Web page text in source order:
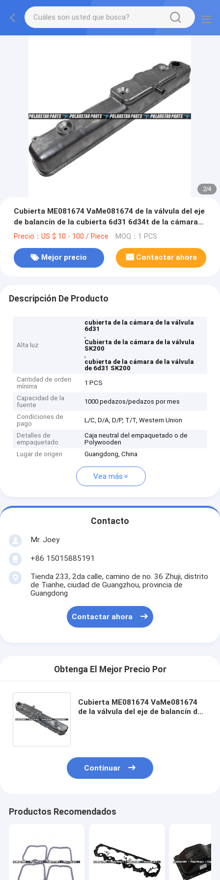
2/4
Cubierta ME081674 VaMe081674 de la válvula del eje
de balancín de la cubierta 6d31 6d34t de la cámara
de la válvula SK200
Precio：US $ 10 - 100 / Piece MOQ：1 PCS
Mejor precio Contactar ahora
Descripción De Producto
Alta luz
cubierta de la cámara de la válvula
6d31
,
Cubierta de la cámara de la válvula
SK200
,
cubierta de la cámara de la válvula
de 6d31 SK200
Cantidad de orden
mínima
1 PCS
Capacidad de la
fuente
1000 pedazos/pedazos por mes
Condiciones de
pago
L/C, D/A, D/P, T/T, Western Union
Detalles de
empaquetado
Caja neutral del empaquetado o de
Polywooden
Lugar de origen
Guangdong, China
Vea más
Contacto
Mr. Joey
+86 15015885191
Tienda 233, 2da calle, camino de no. 36 Zhuji, distrito
de Tianhe, ciudad de Guangzhou, provincia de
Guangdong
Contactar ahora
Obtenga El Mejor Precio Por
Cubierta ME081674 VaMe081674
de la válvula del eje de balancín de
Continuar
Productos Recomendados